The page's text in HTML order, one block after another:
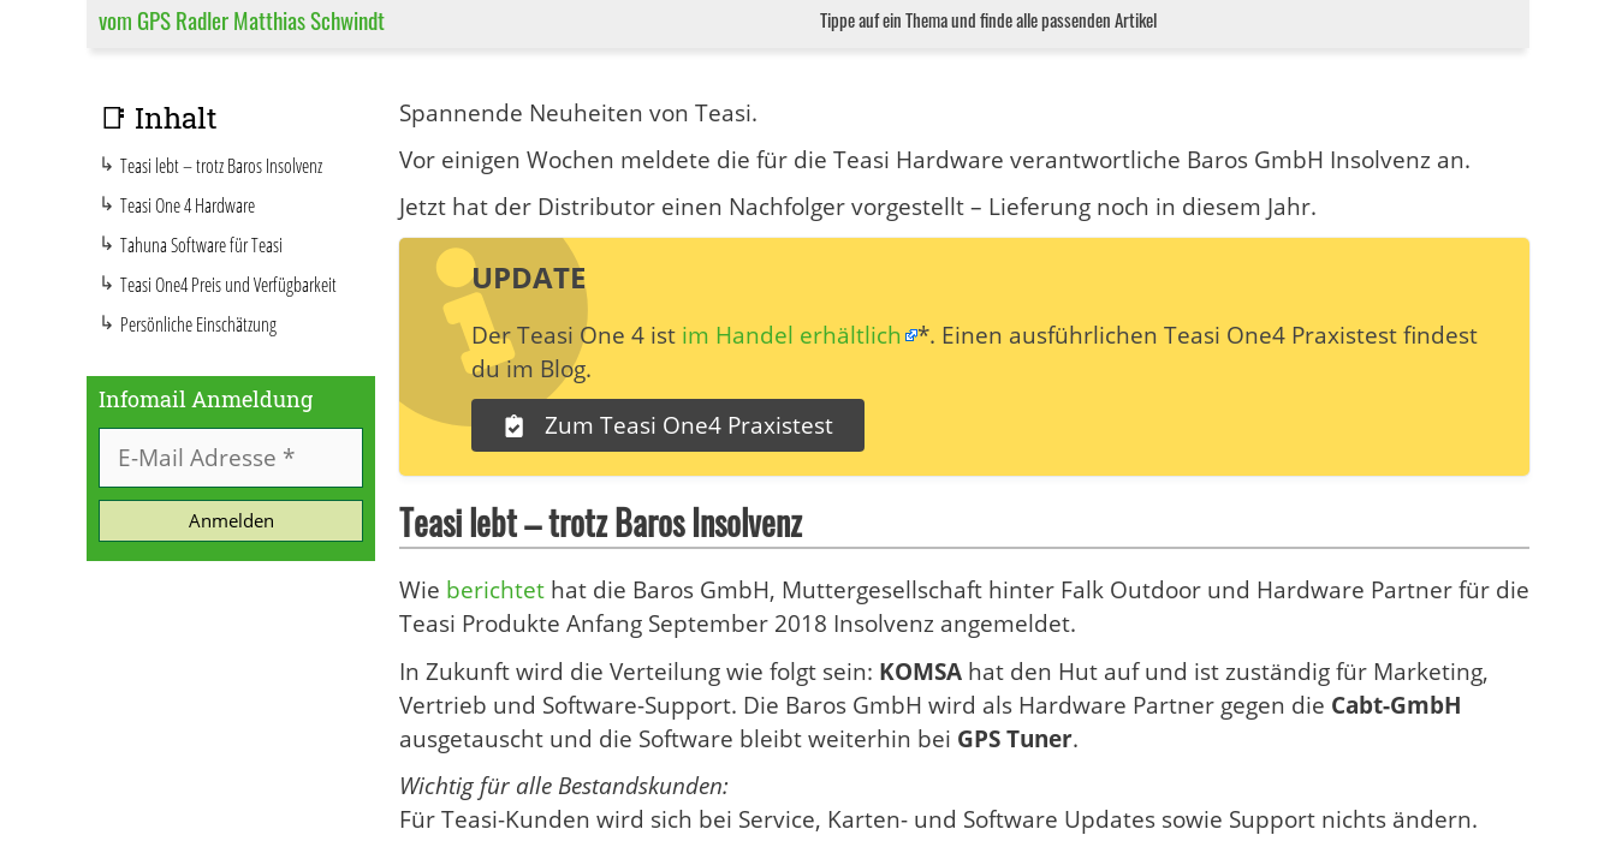
vom GPS Radler Matthias Schwindt Tippe auf ein Thema und finde alle passenden Artikel
Spannende Neuheiten von Teasi.
Vor einigen Wochen meldete die für die Teasi Hardware verantwortliche Baros GmbH Insolvenz an.
Jetzt hat der Distributor einen Nachfolger vorgestellt – Lieferung noch in diesem Jahr.
UPDATE
Der Teasi One 4 ist im Handel erhältlich *. Einen ausführlichen Teasi One4 Praxistest findest
du im Blog.
Zum Teasi One4 Praxistest
Teasi lebt – trotz Baros Insolvenz
Wie berichtet hat die Baros GmbH, Muttergesellschaft hinter Falk Outdoor und Hardware Partner für die
Teasi Produkte Anfang September 2018 Insolvenz angemeldet.
In Zukunft wird die Verteilung wie folgt sein: KOMSA hat den Hut auf und ist zuständig für Marketing,
Vertrieb und Software-Support. Die Baros GmbH wird als Hardware Partner gegen die Cabt-GmbH
ausgetauscht und die Software bleibt weiterhin bei GPS Tuner.
Wichtig für alle Bestandskunden:
Für Teasi-Kunden wird sich bei Service, Karten- und Software Updates sowie Support nichts ändern.
📑 Inhalt
Teasi lebt – trotz Baros Insolvenz
Teasi One 4 Hardware
Tahuna Software für Teasi
Teasi One4 Preis und Verfügbarkeit
Persönliche Einschätzung
Infomail Anmeldung
Anmelden